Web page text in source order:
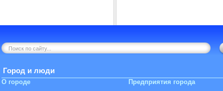
Город и люди
О городе Предприятия города